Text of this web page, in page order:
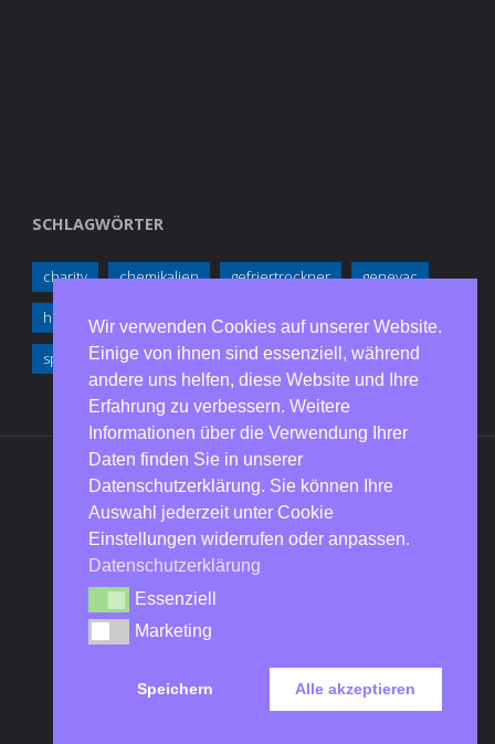
SCHLAGWÖRTER
charity chemikalien gefriertrockner genevac
hermle merck pharmaplace
sp scientific zentrifugen
IMPRESSUM | AGB
|
DATENSCHUTZERKLÄRUNG
| KONTAKT
LMSLaboratory and Medical Supplies
© 2020 LMS Consult GmbH & Co. KG
Wir verwenden Cookies auf unserer Website.
Einige von ihnen sind essenziell, während
andere uns helfen, diese Website und Ihre
Erfahrung zu verbessern. Weitere
Informationen über die Verwendung Ihrer
Daten finden Sie in unserer
Datenschutzerklärung. Sie können Ihre
Auswahl jederzeit unter Cookie
Einstellungen widerrufen oder anpassen.
Datenschutzerklärung
EssenziellEssenziell
MarketingMarketing
Speichern Alle akzeptieren